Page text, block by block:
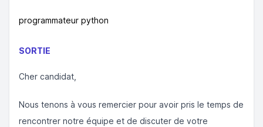
programmateur python
SORTIE
Cher candidat,
Nous tenons à vous remercier pour avoir pris le temps de
rencontrer notre équipe et de discuter de votre